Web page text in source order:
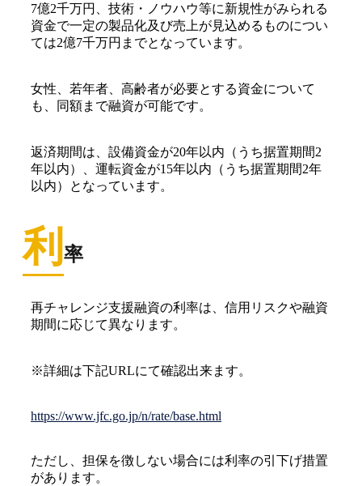
7億2千万円、技術・ノウハウ等に新規性がみられる
資金で一定の製品化及び売上が見込めるものについ
ては2億7千万円までとなっています。
女性、若年者、高齢者が必要とする資金について
も、同額まで融資が可能です。
返済期間は、設備資金が20年以内（うち据置期間2
年以内）、運転資金が15年以内（うち据置期間2年
以内）となっています。
利 率
再チャレンジ支援融資の利率は、信用リスクや融資
期間に応じて異なります。
※詳細は下記URLにて確認出来ます。
https://www.jfc.go.jp/n/rate/base.html
ただし、担保を徴しない場合には利率の引下げ措置
があります。